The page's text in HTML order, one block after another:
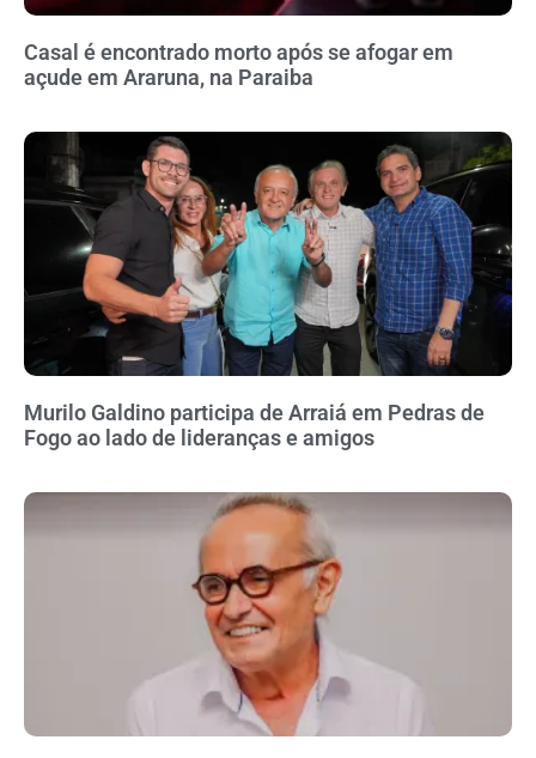
Casal é encontrado morto após se afogar em
açude em Araruna, na Paraiba
Murilo Galdino participa de Arraiá em Pedras de
Fogo ao lado de lideranças e amigos